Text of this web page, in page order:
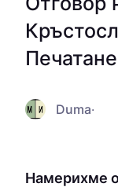
Печатане
Duma·
Намерихме